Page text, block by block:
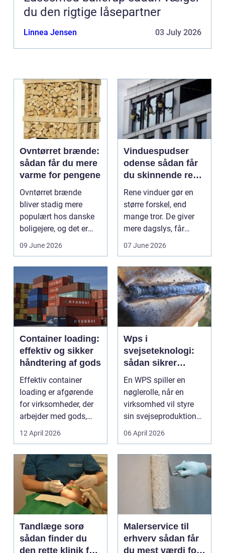
du den rigtige låsepartner
Linnea Jensen 03 July 2026
Ovntørret brænde:
sådan får du mere
varme for pengene
Ovntørret brænde
bliver stadig mere
populært hos danske
boligejere, og det er
ikke uden grund. Når
09 June 2026
Vinduespudser
odense sådan får
du skinnende rene
ruder året rundt
Rene vinduer gør en
større forskel, end
mange tror. De giver
mere dagslys, får
boligen eller virksom...
07 June 2026
Container loading:
effektiv og sikker
håndtering af gods
Effektiv container
loading er afgørende
for virksomheder, der
arbejder med gods,
skrot eller ...
12 April 2026
Wps i
svejseteknologi:
sådan sikrer
virksomheder
kvalitet og
sporbarhed
En WPS spiller en
nøglerolle, når en
virksomhed vil styre
sin svejseproduktion
sikkert, ensartet og ...
06 April 2026
Tandlæge sorø
sådan finder du
den rette klinik for
Malerservice til
erhverv sådan får
du mest værdi for